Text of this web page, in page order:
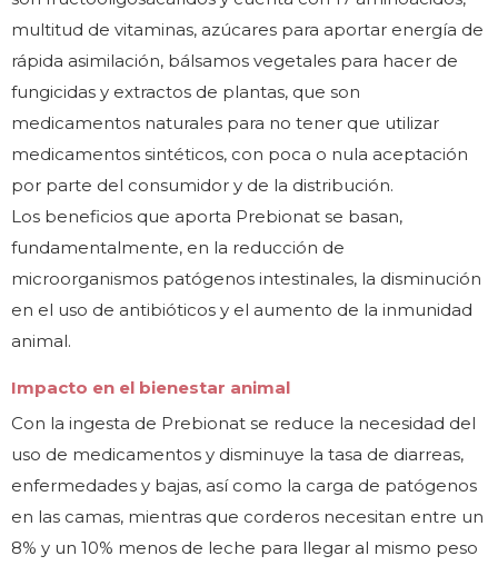
multitud de vitaminas, azúcares para aportar energía de
rápida asimilación, bálsamos vegetales para hacer de
fungicidas y extractos de plantas, que son
medicamentos naturales para no tener que utilizar
medicamentos sintéticos, con poca o nula aceptación
por parte del consumidor y de la distribución.
Los beneficios que aporta Prebionat se basan,
fundamentalmente, en la reducción de
microorganismos patógenos intestinales, la disminución
en el uso de antibióticos y el aumento de la inmunidad
animal.
Impacto en el bienestar animal
Con la ingesta de Prebionat se reduce la necesidad del
uso de medicamentos y disminuye la tasa de diarreas,
enfermedades y bajas, así como la carga de patógenos
en las camas, mientras que corderos necesitan entre un
8% y un 10% menos de leche para llegar al mismo peso